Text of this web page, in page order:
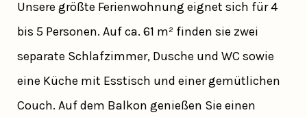
Unsere größte Ferienwohnung eignet sich für 4
bis 5 Personen. Auf ca. 61 m² finden sie zwei
separate Schlafzimmer, Dusche und WC sowie
eine Küche mit Esstisch und einer gemütlichen
Couch. Auf dem Balkon genießen Sie einen